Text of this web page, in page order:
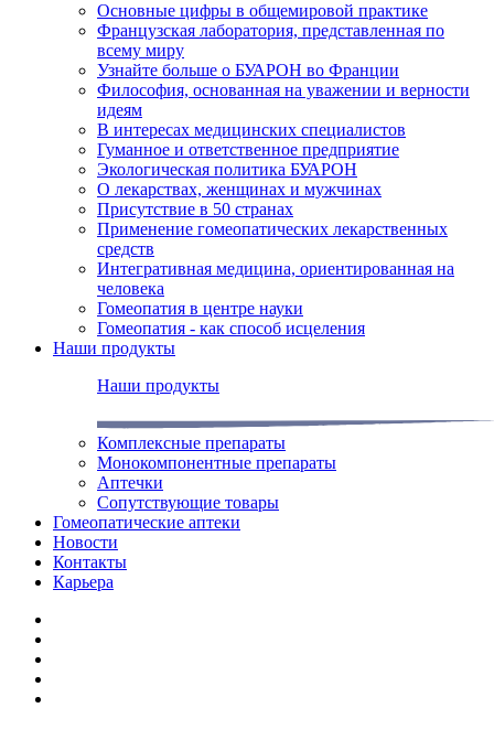
Основные цифры в общемировой практике
Французская лаборатория, представленная по
всему миру
Узнайте больше о БУАРОН во Франции
Философия, основанная на уважении и верности
идеям
В интересах медицинских специалистов
Гуманное и ответственное предприятие
Экологическая политика БУАРОН
О лекарствах, женщинах и мужчинах
Присутствие в 50 странах
Применение гомеопатических лекарственных
средств
Интегративная медицина, ориентированная на
человека
Гомеопатия в центре науки
Гомеопатия - как способ исцеления
Наши продукты
Наши продукты
Комплексные препараты
Монокомпонентные препараты
Аптечки
Сопутствующие товары
Гомеопатические аптеки
Новости
Контакты
Карьера